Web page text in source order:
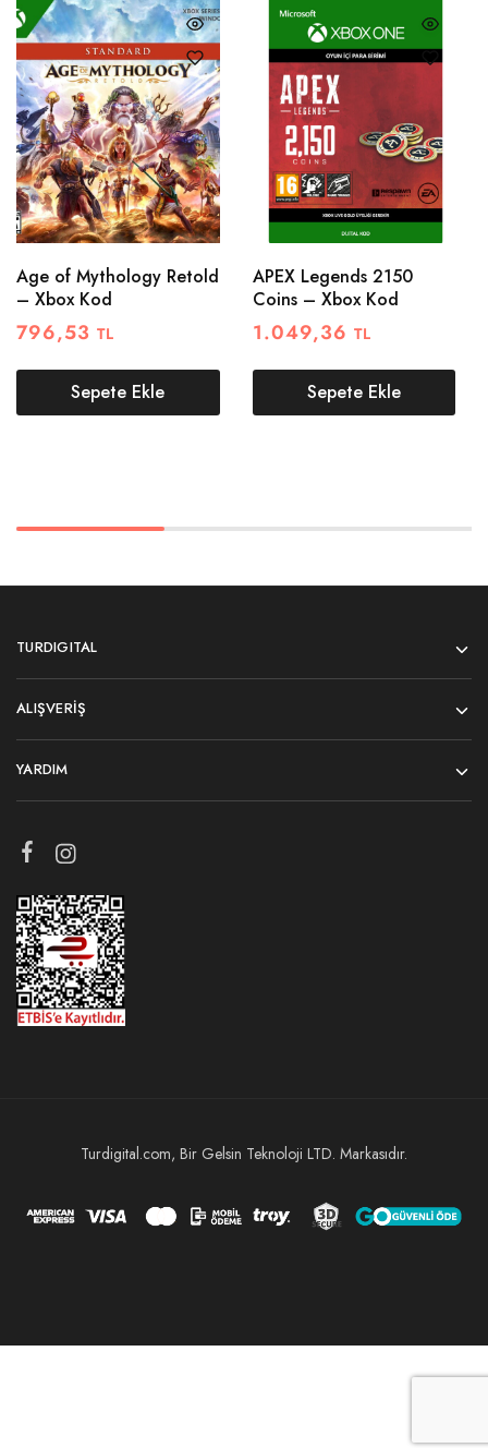
Age of Mythology Retold
– Xbox Kod
796,53 TL
Sepete Ekle
APEX Legends 2150
Coins – Xbox Kod
1.049,36 TL
Sepete Ekle
TURDIGITAL
ALIŞVERIŞ
YARDIM
Turdigital.com, Bir Gelsin Teknoloji LTD. Markasıdır.